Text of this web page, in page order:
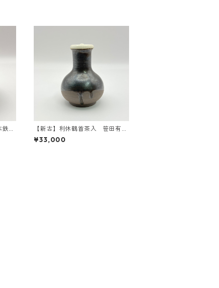
鉄
【新古】利休鶴首茶入 笹田有
祥 共箱入 二つ仕覆付
¥33,000